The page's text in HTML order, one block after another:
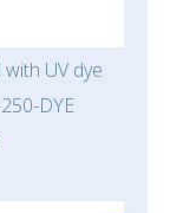
UV dye
DYE